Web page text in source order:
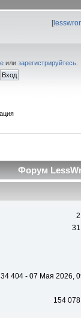
[
или зарегистрируйтесь
Форум
34 404 - 07 Мая 2026,
154